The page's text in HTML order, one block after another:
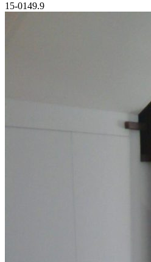
15-0149.9